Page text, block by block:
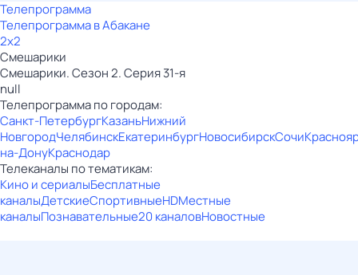
Телепрограмма
Телепрограмма в Абакане
2x2
Смешарики
Смешарики. Сезон 2. Серия 31-я
null
Телепрограмма по городам:
Санкт-ПетербургКазаньНижний
НовгородЧелябинскЕкатеринбургНовосибирскСочи
на-ДонуКраснодар
Телеканалы по тематикам:
Кино и сериалыБесплатные
каналыДетскиеСпортивныеHDМестные
каналыПознавательные20 каналовНовостные